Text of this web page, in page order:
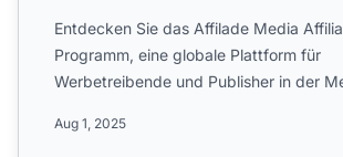
Entdecken Sie das Affilade Media
Programm, eine globale Plattform für
Werbetreibende und Publisher in der
Aug 1, 2025